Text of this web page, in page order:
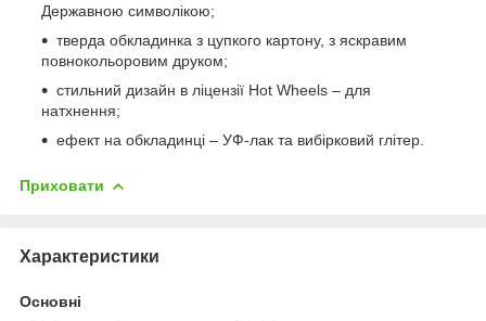
Державною символікою;
тверда обкладинка з цупкого картону, з яскравим
повнокольоровим друком;
стильний дизайн в ліцензії Hot Wheels – для
натхнення;
ефект на обкладинці – УФ-лак та вибірковий глітер.
Приховати
Характеристики
Основні